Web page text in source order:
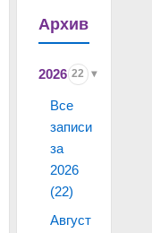
Архив
2026 22
Все
записи
за
2026
(22)
Август